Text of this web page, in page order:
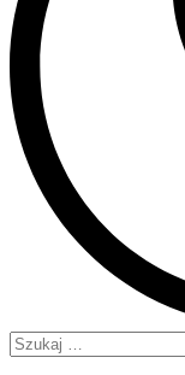
Szukaj: